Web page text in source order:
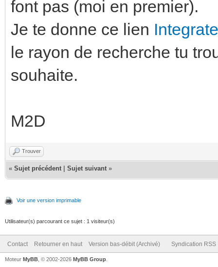
font pas (moi en premier).
Je te donne ce lien
le rayon de recherche tu
souhaite.
M2D
Trouver
« Sujet précédent Sujet suivant »
Voir une version imprimable
Utilisateur(s) parcourant ce sujet : 1 visiteur(s)
Contact Retourner en haut Version bas-débit (Archivé) Syndication RSS
Moteur MyBB , © 2002-2026 MyBB Group